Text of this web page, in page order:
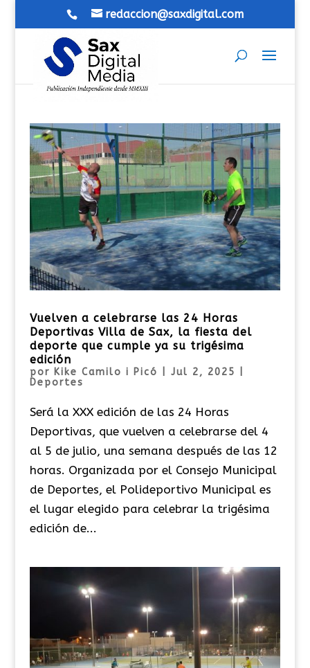
redaccion@saxdigital.com
Vuelven a celebrarse las 24 Horas
Deportivas Villa de Sax, la fiesta del
deporte que cumple ya su trigésima
edición
por Kike Camilo i Picó Jul 2, 2025
Deportes
Será la XXX edición de las 24 Horas
Deportivas, que vuelven a celebrarse del 4
al 5 de julio, una semana después de las 12
horas. Organizada por el Consejo Municipal
de Deportes, el Polideportivo Municipal es
el lugar elegido para celebrar la trigésima
edición de...